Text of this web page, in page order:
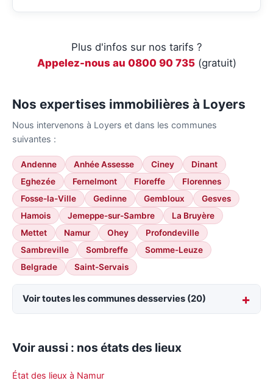
Plus d'infos sur nos tarifs ?
Appelez-nous au 0800 90 735(gratuit)
Nos expertises immobilières à Loyers
Nous intervenons à Loyers et dans les communes
suivantes :
Andenne Anhée Assesse Ciney
Dinant
Eghezée
Fernelmont Floreffe
Florennes
Fosse-la-Ville
Gedinne Gembloux
Gesves
Hamois
Jemeppe-sur-Sambre
La Bruyère
Mettet
Namur Ohey
Profondeville
Sambreville
Sombreffe
Somme-Leuze
Belgrade
Saint-Servais
Voir toutes les communes desservies (20)
Voir aussi : nos états des lieux
État des lieux à Namur